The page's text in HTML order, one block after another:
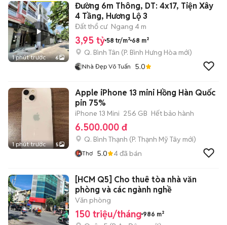
1 phút trước 6
Đường 6m Thông, DT: 4x17, Tiện Xây
4 Tầng, Hương Lộ 3
Đất thổ cư Ngang 4 m
3,95 tỷ 58 tr/m² 68 m²
Q. Bình Tân (P. Bình Hưng Hòa mới)
Nhà Đẹp Võ Tuấn 5.0
1 phút trước 5
Apple iPhone 13 mini Hồng Hàn Quốc
pin 75%
iPhone 13 Mini 256 GB Hết bảo hành
6.500.000 đ
Q. Bình Thạnh (P. Thạnh Mỹ Tây mới)
Thơ 5.0 4đã bán
[HCM Q5] Cho thuê tòa nhà văn
phòng và các ngành nghề
Văn phòng
150 triệu/tháng 986 m²